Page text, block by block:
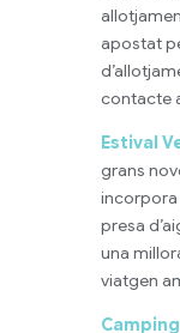
apostat
contacte
Estival
grans
incorpora
presa
una
viatgen